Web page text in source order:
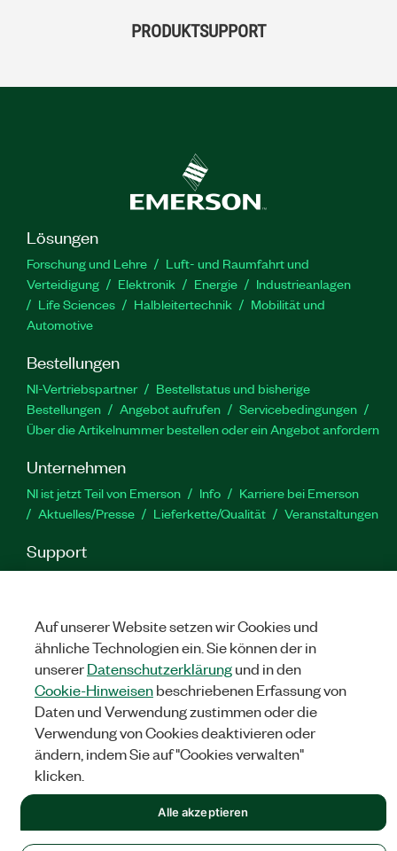
PRODUKTSUPPORT
Lösungen
Forschung und Lehre
Luft- und Raumfahrt und
Verteidigung
Elektronik Energie
Industrieanlagen
Life Sciences
Halbleitertechnik
Mobilität und
Automotive
Bestellungen
NI-Vertriebspartner
Bestellstatus und bisherige
Bestellungen
Angebot aufrufen
Servicebedingungen
Über die Artikelnummer bestellen oder ein Angebot anfordern
Unternehmen
NI ist jetzt Teil von Emerson Info
Karriere bei Emerson
Aktuelles/Presse
Lieferkette/Qualität Veranstaltungen
Support
Downloads Produktdokumentation
Diskussionsforen
zur Website
YouTube
Twitter
RECHTLICHE HINWEISE
NATIONAL INSTRUMENTS CORP. ALLE RECHTE VORBEHALTEN.
Auf unserer Website setzen wir Cookies und
ähnliche Technologien ein. Sie können der in
unsererDatenschutzerklärungund in den
Cookie-Hinweisenbeschriebenen Erfassung von
Daten und Verwendung zustimmen oder die
Verwendung von Cookies deaktivieren oder
ändern, indem Sie auf "Cookies verwalten"
klicken.
Alle akzeptieren